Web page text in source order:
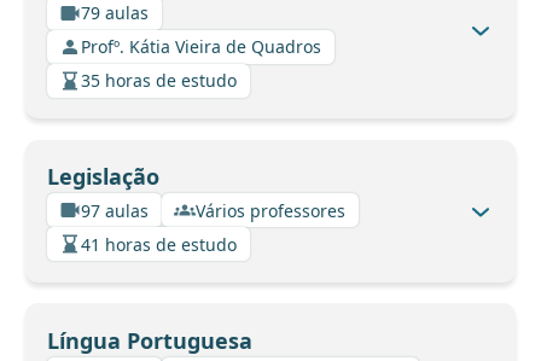
79 aulas
Profº. Kátia Vieira de Quadros
35 horas de estudo
Legislação
97 aulas
Vários professores
41 horas de estudo
Língua Portuguesa